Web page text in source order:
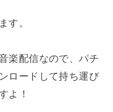
す。
楽配信なので、パチ
ロードして持ち運び
よ！